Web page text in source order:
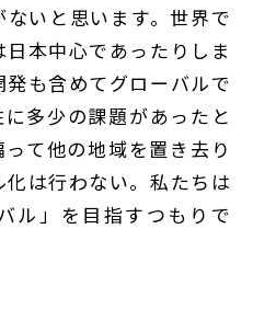
いと思います。世界で
本中心であったりしま
も含めてグローバルで
多少の課題があったと
て他の地域を置き去り
は行わない。私たちは
ル」を目指すつもりで